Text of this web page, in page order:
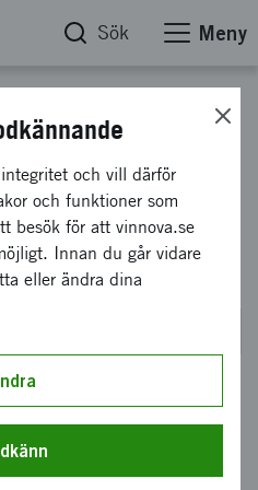
Sök Meny
Strategiska innovationsprogrammet för processindustriell IT och automation - PiiA
Datadriven och
2022
är att öka hållbarhet
svensk processindustri
och vill därför
och funktioner som
besök för att vinnova.se
Innan du går vidare
eller ändra dina